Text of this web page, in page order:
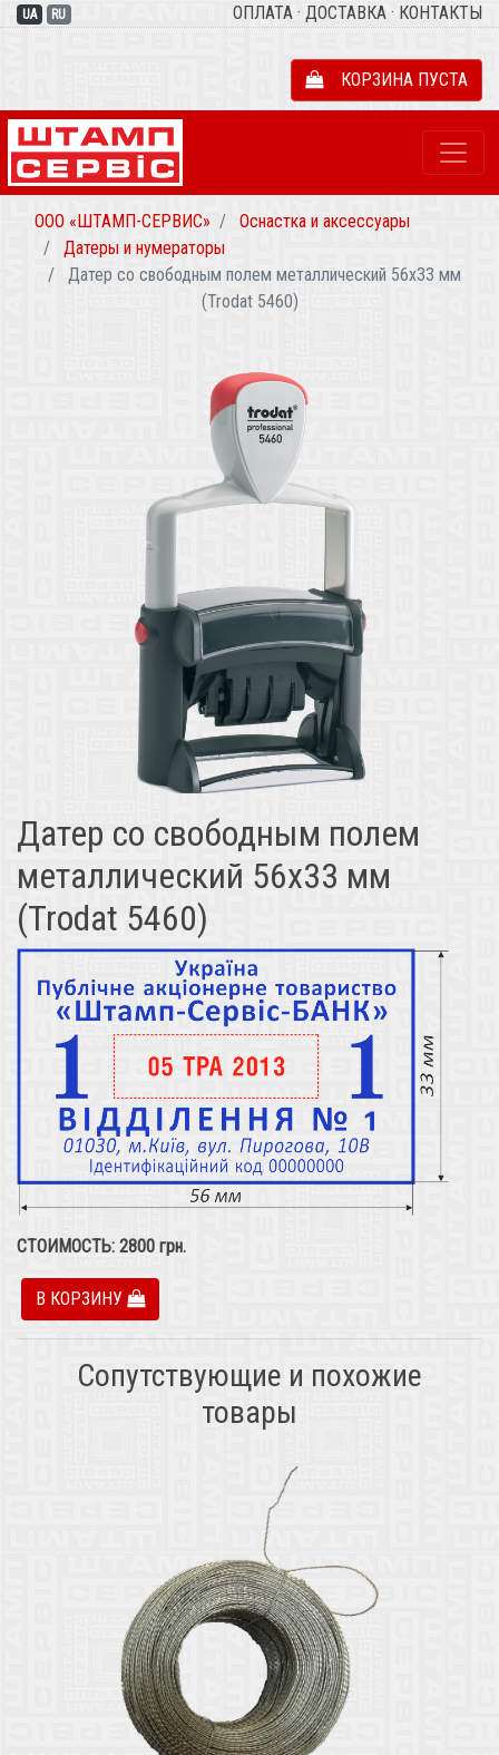
UA RU ОПЛАТА · ДОСТАВКА · КОНТАКТЫ
КОРЗИНА ПУСТА
ООО «ШТАМП-СЕРВИС»
Оснастка и аксессуары
Датеры и нумераторы
Датер со свободным полем металлический 56х33 мм
(Trodat 5460)
Датер со свободным полем
металлический 56х33 мм
(Trodat 5460)
СТОИМОСТЬ: 2800 грн.
В КОРЗИНУ
Сопутствующие и похожие
товары